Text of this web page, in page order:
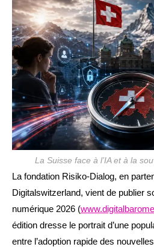
La Suisse face à l’IA et à la
La fondation Risiko-Dialog, en
Digitalswitzerland, vient de publier
numérique 2026 (
édition dresse le portrait d’une
entre l’adoption rapide des